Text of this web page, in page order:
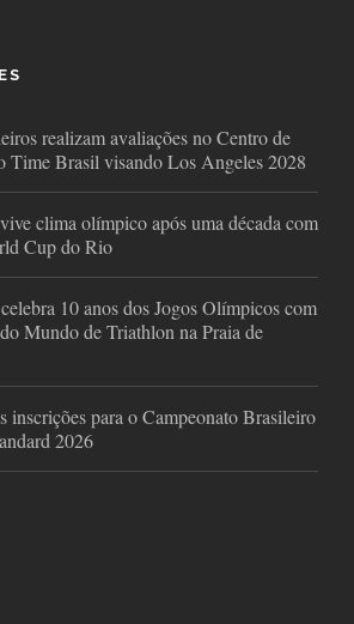
realizam avaliações no Centro de
Time Brasil visando Los Angeles 2028
clima olímpico após uma década com
Cup do Rio
10 anos dos Jogos Olímpicos com
Mundo de Triathlon na Praia de
inscrições para o Campeonato Brasileiro
2026